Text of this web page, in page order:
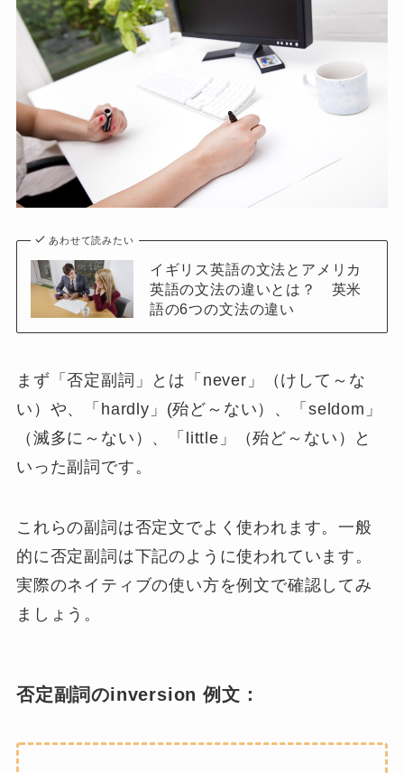
あわせて読みたい
イギリス英語の文法とアメリカ
英語の文法の違いとは？ 英米
語の6つの文法の違い
まず「否定副詞 」とは「 never 」（ けして～な
い ）や、「 hardly 」(殆ど～ない ）、「 seldom 」
（ 滅多に～ない ）、「 little 」（殆ど～ない ）と
いった副詞です。
これらの副詞は否定文でよく使われます。一般
的に否定副詞は下記のように使われています。
実際のネイティブの使い方を例文で確認してみ
ましょう。
否定副詞のinversion 例文：